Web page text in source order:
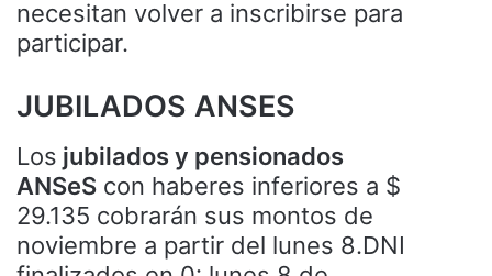
necesitan volver a inscribirse para
participar.
JUBILADOS ANSES
Los jubilados y pensionados
ANSeS con haberes inferiores a $
29.135 cobrarán sus montos de
noviembre a partir del lunes 8.DNI